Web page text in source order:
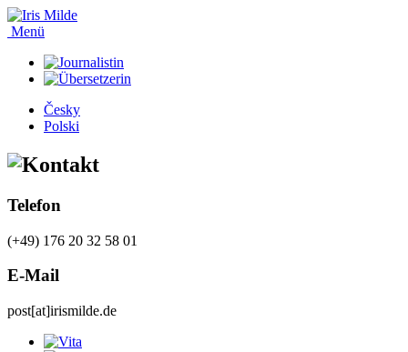
Menü
Česky
Polski
Telefon
(+49) 176 20 32 58 01
E-Mail
post[at]irismilde.de